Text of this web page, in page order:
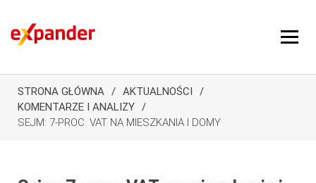
STRONA GŁÓWNA
AKTUALNOŚCI
KOMENTARZE I ANALIZY
SEJM: 7-PROC. VAT NA MIESZKANIA I DOMY